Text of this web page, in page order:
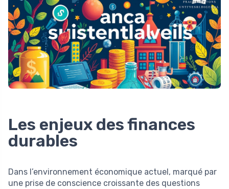
Les enjeux des finances
durables
Dans l’environnement économique actuel, marqué par
une prise de conscience croissante des questions